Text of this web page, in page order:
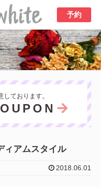
予約
ております。
ィアムスタイル
2018.06.01